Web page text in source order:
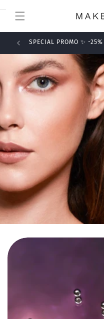
content
SPECIAL PROMO ✨ -